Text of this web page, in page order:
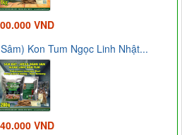
VND
Kon Tum Ngọc Linh Nhật...
VND